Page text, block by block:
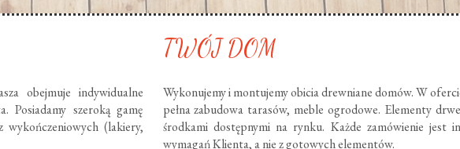
obejmuje indywidualne
szeroką gamę
wykończeniowych (lakiery,
TWÓJ DOM
Wykonujemy i montujemy obicia drewniane domów. W
pełna zabudowa tarasów, meble ogrodowe. Elementy
środkami dostępnymi na rynku. Każde zamówienie jest
wymagań Klienta, a nie z gotowych elementów.